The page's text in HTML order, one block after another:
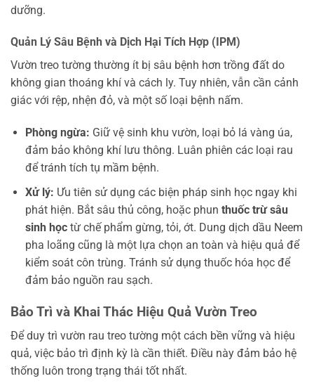
dưỡng.
Quản Lý Sâu Bệnh và Dịch Hại Tích Hợp (IPM)
Vườn treo tường thường ít bị sâu bệnh hơn trồng đất do
không gian thoáng khí và cách ly. Tuy nhiên, vẫn cần cảnh
giác với rệp, nhện đỏ, và một số loại bệnh nấm.
Phòng ngừa: Giữ vệ sinh khu vườn, loại bỏ lá vàng úa,
đảm bảo không khí lưu thông. Luân phiên các loại rau
để tránh tích tụ mầm bệnh.
Xử lý: Ưu tiên sử dụng các biện pháp sinh học ngay khi
phát hiện. Bắt sâu thủ công, hoặc phun thuốc trừ sâu
sinh họctừ chế phẩm gừng, tỏi, ớt. Dung dịch dầu Neem
pha loãng cũng là một lựa chọn an toàn và hiệu quả để
kiểm soát côn trùng. Tránh sử dụng thuốc hóa học để
đảm bảo nguồn rau sạch.
Bảo Trì và Khai Thác Hiệu Quả Vườn Treo
Để duy trì vườn rau treo tường một cách bền vững và hiệu
quả, việc bảo trì định kỳ là cần thiết. Điều này đảm bảo hệ
thống luôn trong trạng thái tốt nhất.